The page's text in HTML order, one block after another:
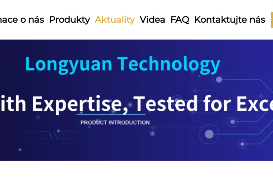
o nás Produkty Aktuality Videa FAQ Kontaktujte nás